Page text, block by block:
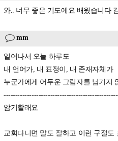
와.. 너무 좋은 기도에요 배웠습니다
mm
일어나서 오늘 하루도
내 언어가, 내 표정이, 내 존재자체가
누군가에게 어두운 그림자를 남기지
암기할래요
교회다니면 말도 잘하고 이런 구절도